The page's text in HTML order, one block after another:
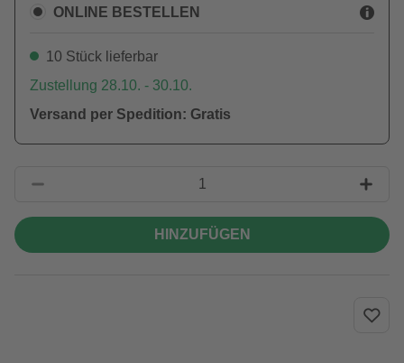
ONLINE BESTELLEN
10 Stück lieferbar
Zustellung 28.10. - 30.10.
Versand per Spedition: Gratis
HINZUFÜGEN